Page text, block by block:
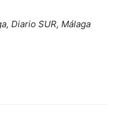
Diario SUR, Málaga